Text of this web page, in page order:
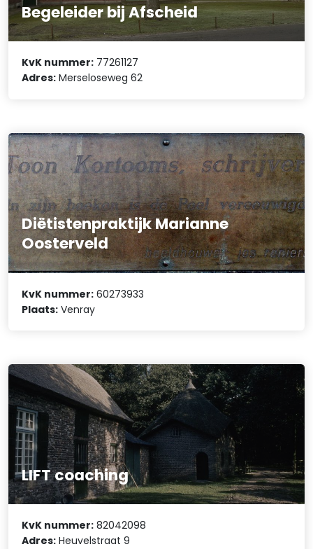
Begeleider bij Afscheid
KvK nummer: 77261127
Adres: Merseloseweg 62
Diëtistenpraktijk Marianne
Oosterveld
KvK nummer: 60273933
Plaats: Venray
LIFT coaching
KvK nummer: 82042098
Adres: Heuvelstraat 9